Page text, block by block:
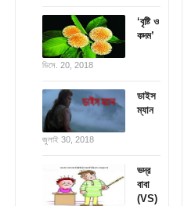
‘বৃষ্টি ও
কদম’
ডিসে. 20, 2018
ডাইস
ম্যান
জুলাই 30, 2018
ভদ্র
বাবা
(VS)